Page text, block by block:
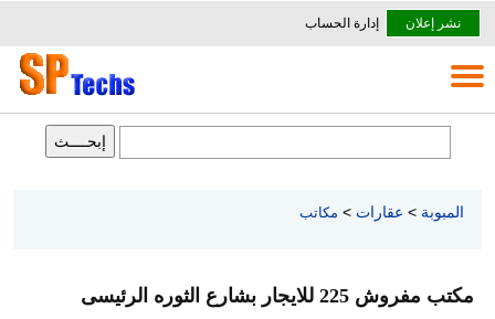
نشر إعلان إدارة الحساب
المبوبة > عقارات > مكاتب
مكتب مفروش 225 للايجار بشارع الثوره الرئيسى